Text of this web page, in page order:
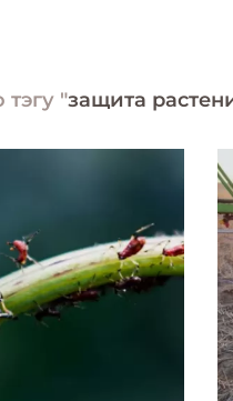
тэгу "защита